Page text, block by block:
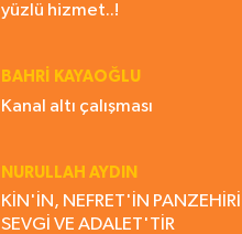
yüzlü hizmet..!
BAHRI KAYAOĞLU
Kanal altı çalışması
NURULLAH AYDIN
KİN'İN, NEFRET'İN PANZEHİRİ
SEVGİ VE ADALET'TİR